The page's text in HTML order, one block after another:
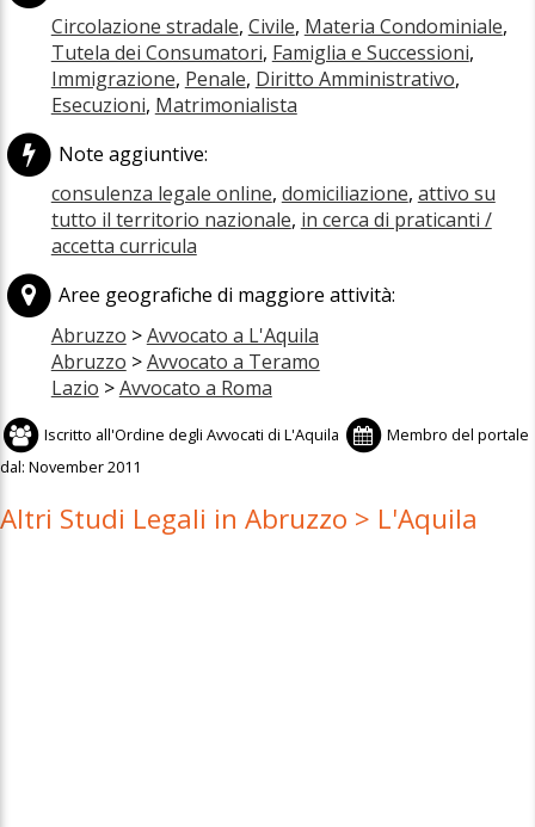
Circolazione stradale, Civile, Materia Condominiale,
Tutela dei Consumatori, Famiglia e Successioni,
Immigrazione, Penale, Diritto Amministrativo,
Esecuzioni, Matrimonialista
Note aggiuntive:
consulenza legale online, domiciliazione, attivo su
tutto il territorio nazionale, in cerca di praticanti /
accetta curricula
Aree geografiche di maggiore attività:
Abruzzo >Avvocato a L'Aquila
Abruzzo >Avvocato a Teramo
Lazio >Avvocato a Roma
Iscritto all'Ordine degli Avvocati di L'Aquila
Membro del portale
dal: November 2011
Altri Studi Legali in Abruzzo > L'Aquila